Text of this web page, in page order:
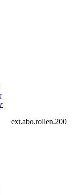
ext.abo.rollen.200